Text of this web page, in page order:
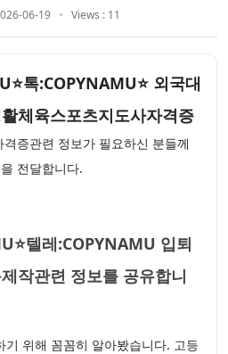
06-19 Views : 11
톡:COPYNAMU⭐ 외국대
체육스포츠지도사자격증
증관련 정보가 필요하신 분들께
전달합니다.
텔레:COPYNAMU 입퇴
작관련 정보를 공유합니
기 위해 꼼꼼히 알아봤습니다. 고등